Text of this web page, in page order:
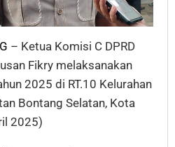
– Ketua Komisi C DPRD
Fikry melaksanakan
2025 di RT.10 Kelurahan
Bontang Selatan, Kota
2025)